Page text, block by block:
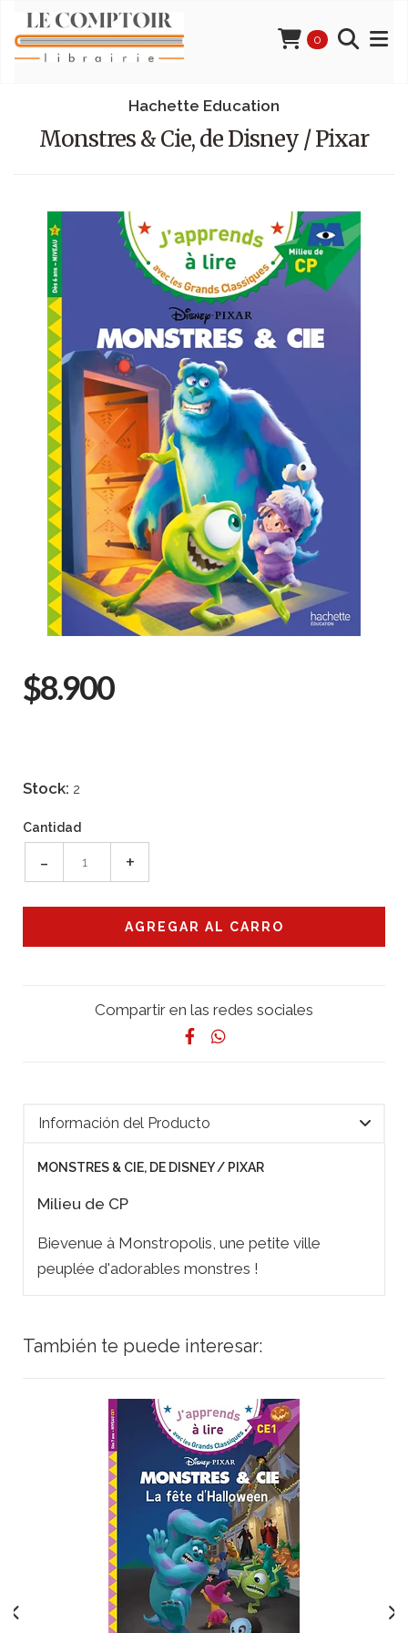
0
Hachette Education
Monstres & Cie, de Disney / Pixar
$8.900
Stock: 2
Cantidad
- +
Compartir en las redes sociales
Información del Producto
MONSTRES & CIE, DE DISNEY / PIXAR
Milieu de CP
Bievenue à Monstropolis, une petite ville
peuplée d'adorables monstres !
También te puede interesar: